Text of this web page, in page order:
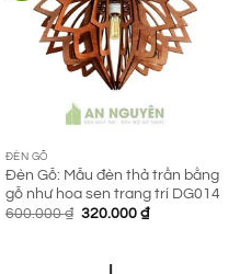
ĐÈN GỖ
Đèn Gỗ: Mẫu đèn thả trần bằng
gỗ như hoa sen trang trí DG014
600.000₫ Giá
320.000 ₫Giá